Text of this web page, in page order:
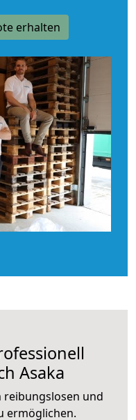
erhalten
Asaka
reibungslosen und
ermöglichen.